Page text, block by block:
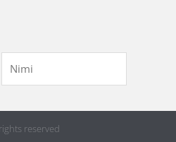
reserved